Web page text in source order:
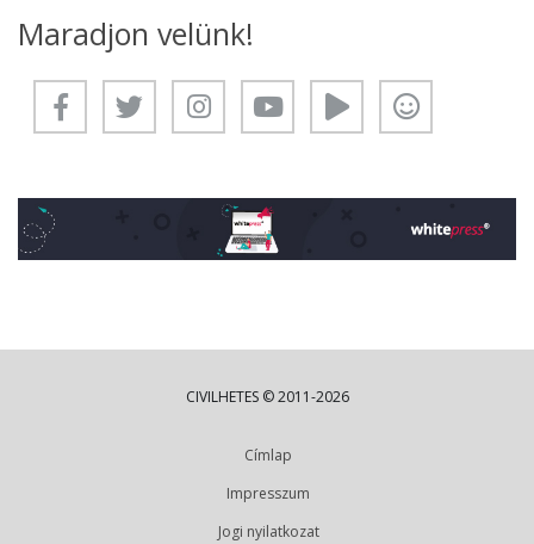
Maradjon velünk!
CIVILHETES © 2011-2026
Címlap
Impresszum
Jogi nyilatkozat